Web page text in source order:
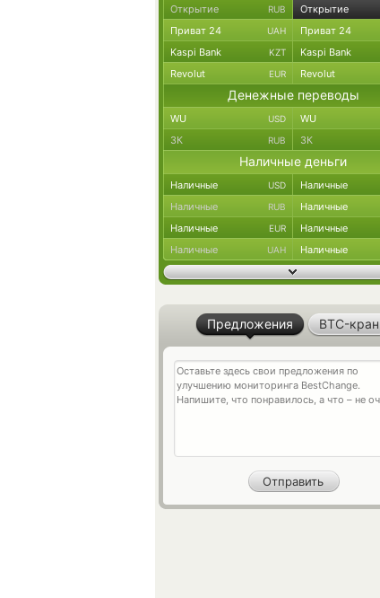
Открытие RUB Открытие
Приват 24 UAH Приват 24
Kaspi Bank KZT Kaspi Bank
Revolut EUR Revolut
Денежные переводы
WU USD WU
ЗК RUB ЗК
Наличные деньги
Наличные USD Наличные
Наличные RUB Наличные
Наличные EUR Наличные
Наличные UAH Наличные
Предложения BTC-кран